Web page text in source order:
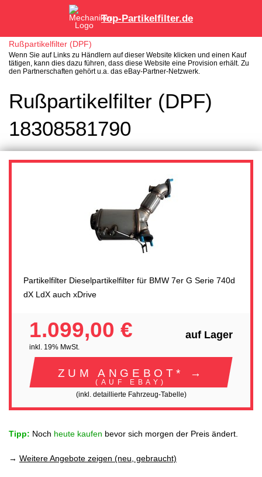
Top-Partikelfilter.de
Rußpartikelfilter (DPF)
Wenn Sie auf Links zu Händlern auf dieser Website klicken und einen Kauf
tätigen, kann dies dazu führen, dass diese Website eine Provision erhält. Zu
den Partnerschaften gehört u.a. das eBay-Partner-Netzwerk.
Rußpartikelfilter (DPF)
18308581790
Partikelfilter Dieselpartikelfilter für BMW 7er G Serie 740d
dX LdX auch xDrive
1.099,00 €
inkl. 19% MwSt.
auf Lager
ZUM ANGEBOT* →
(AUF EBAY)
(inkl. detaillierte Fahrzeug-Tabelle)
Tipp: Noch heute kaufen bevor sich morgen der Preis ändert.
→ Weitere Angebote zeigen (neu, gebraucht)